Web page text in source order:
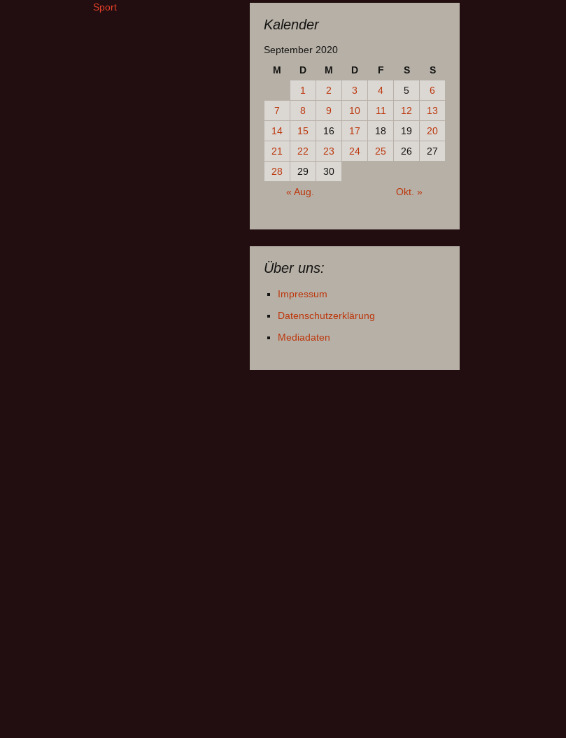
Kalender
September 2020
M
D M D F S
S
1
2 3 4 5
6
7
8 9 10 11 12
13
14
15 16 17 18 19
20
21
22 23 24 25 26
27
28
29
30
« Aug.
Okt. »
Über uns:
Impressum
Datenschutzerklärung
Mediadaten
Sport